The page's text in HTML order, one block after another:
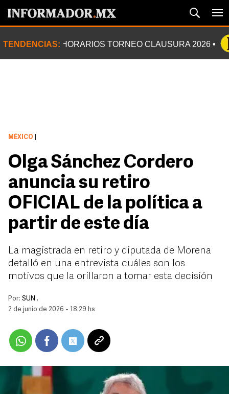
TENDENCIAS: HORARIOS TORNEO CLAUSURA 2026
MÉXICO
Olga Sánchez Cordero
anuncia su retiro
OFICIAL de la política a
partir de este día
La magistrada en retiro y diputada de Morena
detalló en una entrevista cuáles son los
motivos que la orillaron a tomar esta decisión
Por: SUN .
2 de junio de 2026 - 18:29 hs